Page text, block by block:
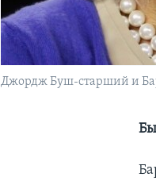
Джордж Буш-старший и